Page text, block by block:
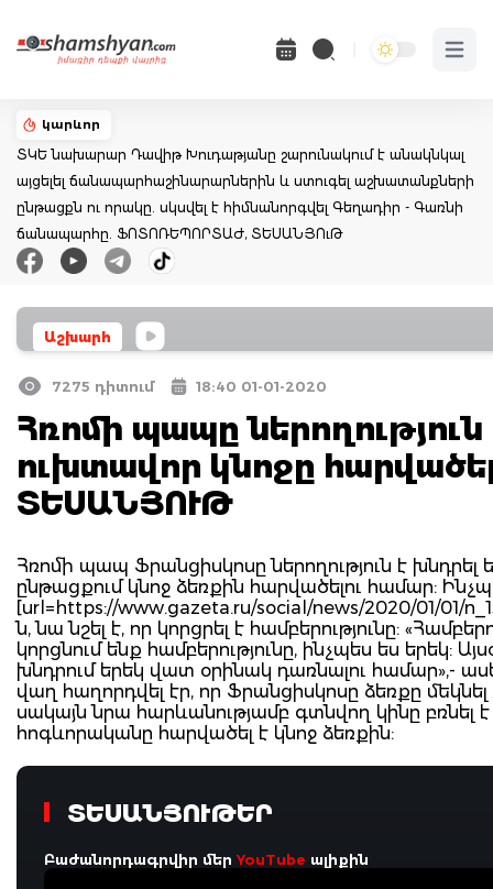
Open
կարևոր
ՏԿԵ նախարար Դավիթ Խուդաթյանը շարունակում է անակնկալ
այցելել ճանապարհաշինարարներին և ստուգել աշխատանքների
ընթացքն ու որակը. սկսվել է հիմնանորգվել Գեղադիր - Գառնի
ճանապարհը. ՖՈՏՈՌԵՊՈՐՏԱԺ, ՏԵՍԱՆՅՈւԹ
Աշխարհ
7275 դիտում 18:40 01-01-2020
Հռոմի պապը ներողություն
ուխտավոր կնոջը
ՏԵՍԱՆՅՈՒԹ
Հռոմի պապ Ֆրանցիսկոսը ներողություն է
ընթացքում կնոջ ձեռքին հարվածելու համար:
[url=https://www.gazeta.ru/social/news/2020/01/01/
ն, նա նշել է, որ կորցրել է համբերությունը:
կորցնում ենք համբերությունը, ինչպես ես երեկ:
խնդրում երեկ վատ օրինակ դառնալու համար»,-
վաղ հաղորդվել էր, որ Ֆրանցիսկոսը ձեռքը
սակայն նրա հարևանությամբ գտնվող կինը բռնել է
հոգևորականը հարվածել է կնոջ ձեռքին:
ՏԵՍԱՆՅՈՒԹԵՐ
Բաժանորդագրվիր մերYouTube ալիքին